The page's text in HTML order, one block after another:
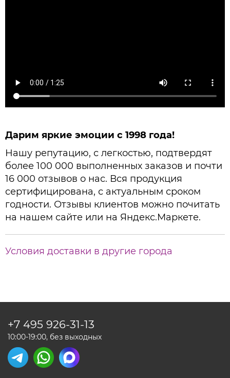
Дарим яркие эмоции с 1998 года!
Нашу репутацию, с легкостью, подтвердят
более 100 000 выполненных заказов и почти
16 000 отзывов о нас. Вся продукция
сертифицирована, с актуальным сроком
годности. Отзывы клиентов можно почитать
на нашем сайте или на Яндекс.Маркете.
Условия доставки в другие города
+7 495 926-31-13
10:00-19:00, без выходных